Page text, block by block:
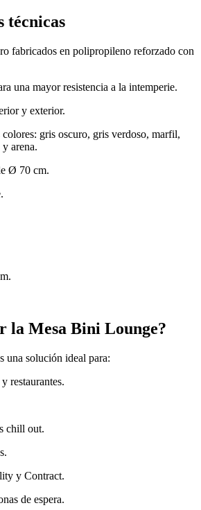
técnicas
fabricados en polipropileno reforzado con
una mayor resistencia a la intemperie.
y exterior.
gris oscuro, gris verdoso, marfil,
arena.
Ø 70 cm.
la Mesa Bini Lounge?
una solución ideal para:
restaurantes.
chill out.
y Contract.
de espera.